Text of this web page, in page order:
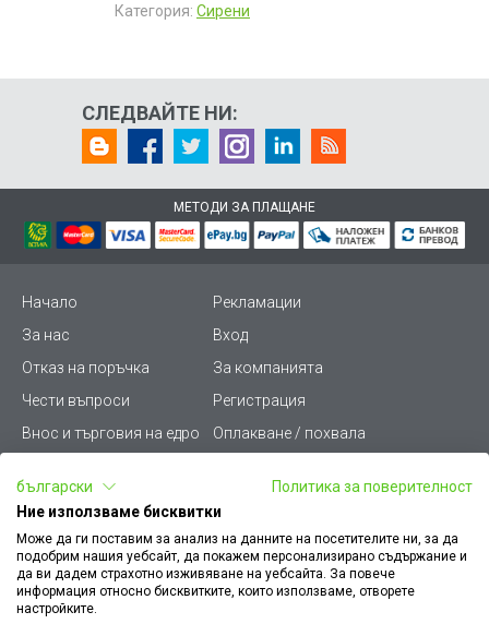
Категория: Сирени
СЛЕДВАЙТЕ НИ:
МЕТОДИ ЗА ПЛАЩАНЕ
Начало
Рекламации
За нас
Вход
Отказ на поръчка
За компанията
Чести въпроси
Регистрация
Внос и търговия на едро
Оплакване / похвала
Условия за ползване
Стани дистрибутор
Карта на сайта
Кариери
Как да намеря документ
към поръчка
Платформа за AРС
български
Политика за поверителност
Ние използваме бисквитки
Може да ги поставим за анализ на данните на посетителите ни, за да
подобрим нашия уебсайт, да покажем персонализирано съдържание и
да ви дадем страхотно изживяване на уебсайта. За повече
информация относно бисквитките, които използваме, отворете
настройките.